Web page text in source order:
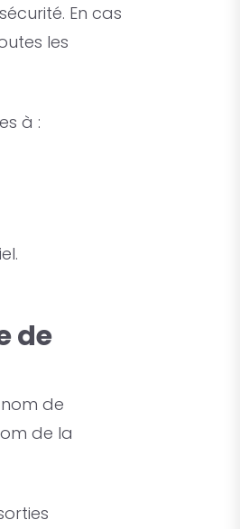
En cas
les
à :
de
de
de la